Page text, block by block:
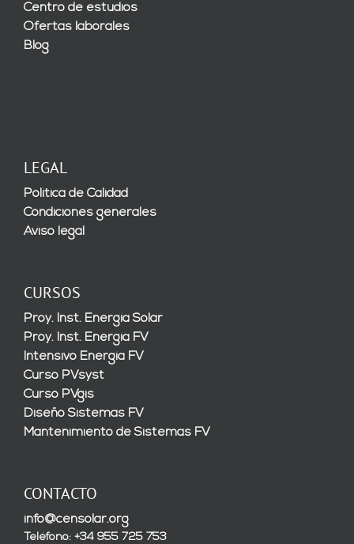
Centro de estudios
Ofertas laborales
Blog
LEGAL
Política de Calidad
Condiciones generales
Aviso legal
CURSOS
Proy. Inst. Energía Solar
Proy. Inst. Energía FV
Intensivo Energía FV
Curso PVsyst
Curso PVgis
Diseño Sistemas FV
Mantenimiento de Sistemas FV
CONTACTO
info@censolar.org
Teléfono: +34 955 725 753